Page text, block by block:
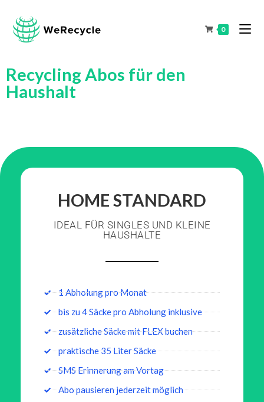
0
Recycling Abos für den
Haushalt
HOME STANDARD
IDEAL FÜR SINGLES UND KLEINE
HAUSHALTE
1 Abholung pro Monat
bis zu 4 Säcke pro Abholung inklusive
zusätzliche Säcke mit FLEX buchen
praktische 35 Liter Säcke
SMS Erinnerung am Vortag
Abo pausieren jederzeit möglich